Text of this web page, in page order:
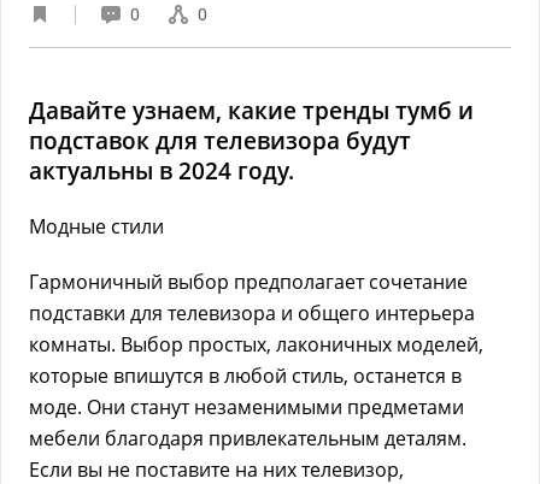
0 0
Давайте узнаем, какие тренды тумб и
подставок для телевизора будут
актуальны в 2024 году.
Модные стили
Гармоничный выбор предполагает сочетание
подставки для телевизора и общего интерьера
комнаты. Выбор простых, лаконичных моделей,
которые впишутся в любой стиль, останется в
моде. Они станут незаменимыми предметами
мебели благодаря привлекательным деталям.
Если вы не поставите на них телевизор,